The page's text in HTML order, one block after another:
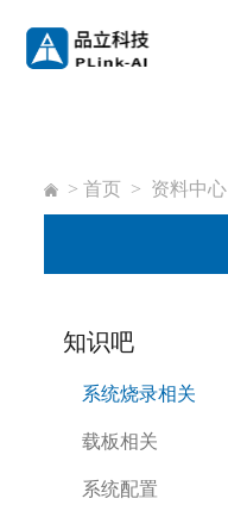
>首页 > 资料中心
知识吧
系统烧录相关
载板相关
系统配置